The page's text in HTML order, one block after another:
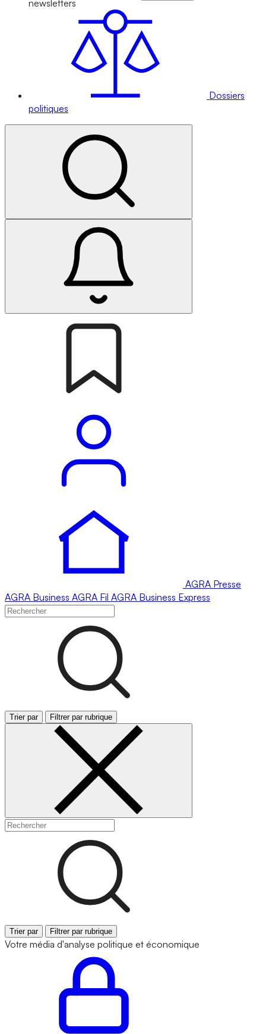
newsletters
Dossiers
politiques
AGRA Presse
AGRA Business AGRA Fil AGRA Business Express
Trier par Filtrer par rubrique
Trier par Filtrer par rubrique
Votre média d'analyse politique et économique